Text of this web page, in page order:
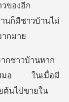
ีก
นก็มีชาวบ้า
สมอ ในเมื่อมี